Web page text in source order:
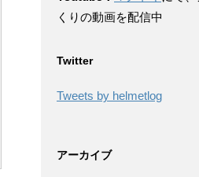
くりの動画を配信中
Twitter
Tweets by helmetlog
アーカイブ